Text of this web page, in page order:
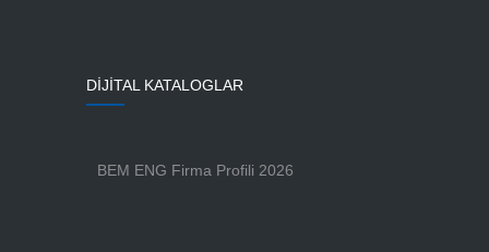
DİJİTAL KATALOGLAR
BEM ENG Firma Profili 2026